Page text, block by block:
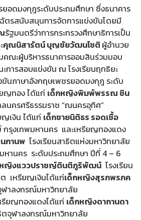
ยอดมงกุฎระดับประถมศึกษา ซึ่งธนาคาร
ตรสนับสนุนการจัดการแข่งขันโดยมี
รัฐมนตรีว่าการกระทรวงศึกษาธิการเป็น
คุณนิสารัตน์ บุญชัยวัฒนโชติ ผู้อำนวย
คณะผู้บริหารธนาคารออมสินร่วมมอบ
การสอบแข่งขัน ณ โรงเรียนฤทธิยะ
นภาษาอังกฤษเพชรยอดมงกุฎ ระดับ
ญทอง ได้แก่ เด็กหญิงพิมพ์พรรณ ชิน
ลนครศรีธรรมราช “ณนครอุทิศ”
ญเงิน ได้แก่ เด็กชายนิติธร รอดเชื้อ
กรุงเทพมหานคร และเหรียญทองแดง
ภานพ โรงเรียนสาธิตแห่งมหาวิทยาลัย
หานคร ระดับประถมศึกษา ปีที่ 4 – 6
ญิงแววปราชญ์ตินติภูริพัฒน์ โรงเรียน
เหรียญเงินได้แก่เด็กหญิงสุรภพรภค
ฬาลงกรณ์มหาวิทยาลัย
รียญทองแดงได้แก่ เด็กหญิงดากานดา
ตจุฬาลงกรณ์มหาวิทยาลัย